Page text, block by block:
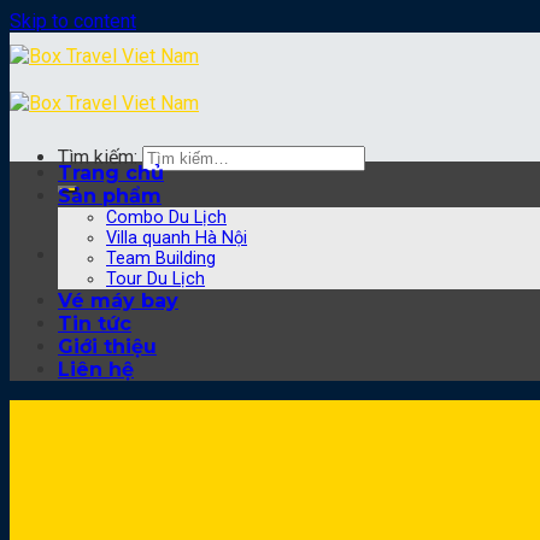
Skip to content
Tìm kiếm:
Trang chủ
Sản phẩm
Combo Du Lịch
Villa quanh Hà Nội
Team Building
Tour Du Lịch
Vé máy bay
Tin tức
Giới thiệu
Liên hệ